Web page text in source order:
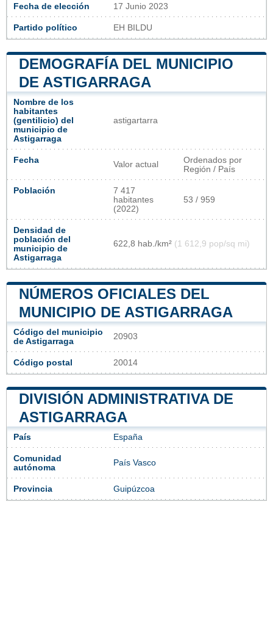
Fecha de elección 17 Junio 2023
Partido político EH BILDU
DEMOGRAFÍA DEL MUNICIPIO
DE ASTIGARRAGA
Nombre de los
habitantes
(gentilicio) del
municipio de
Astigarraga
astigartarra
Fecha Valor actual
Ordenados por
Región / País
Población
7 417
habitantes
(2022)
53 / 959
Densidad de
población del
municipio de
Astigarraga
622,8 hab./km² (1 612,9 pop/sq mi)
NÚMEROS OFICIALES DEL
MUNICIPIO DE ASTIGARRAGA
Código del municipio
de Astigarraga
20903
Código postal 20014
DIVISIÓN ADMINISTRATIVA DE
ASTIGARRAGA
País España
Comunidad
autónoma
País Vasco
Provincia Guipúzcoa